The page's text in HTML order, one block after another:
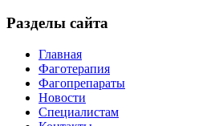
Разделы сайта
Главная
Фаготерапия
Фагопрепараты
Новости
Специалистам